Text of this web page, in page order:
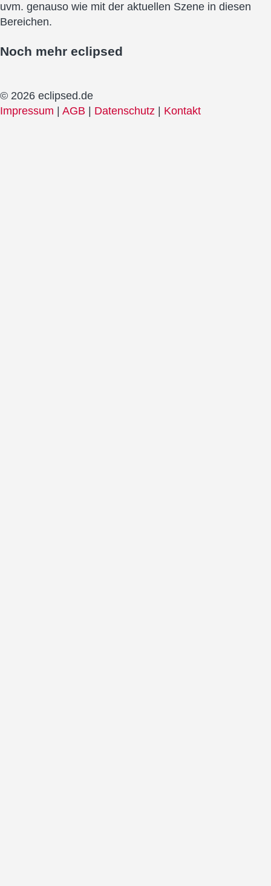
uvm. genauso wie mit der aktuellen Szene in diesen
Bereichen.
Noch mehr eclipsed
© 2026 eclipsed.de
Impressum
AGB Datenschutz Kontakt